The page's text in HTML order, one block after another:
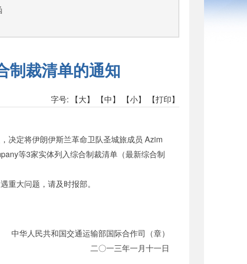
制裁清单的通知
字号: 【大】 【中】 【小】 【打印】
定将伊朗伊斯兰革命卫队圣城旅成员 Azim
等3家实体列入综合制裁清单（最新综合制
大问题，请及时报部。
中华人民共和国交通运输部国际合作司（章）
二〇一三年一月十一日